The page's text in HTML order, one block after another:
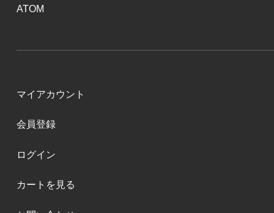
ATOM
マイアカウント
会員登録
ログイン
カートを見る